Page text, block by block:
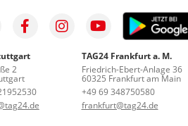
2
TAG24 Frankfurt a. M.
Friedrich-Ebert-Anlage 36
60325 Frankfurt am Main
+49 69 348750580
frankfurt@tag24.de